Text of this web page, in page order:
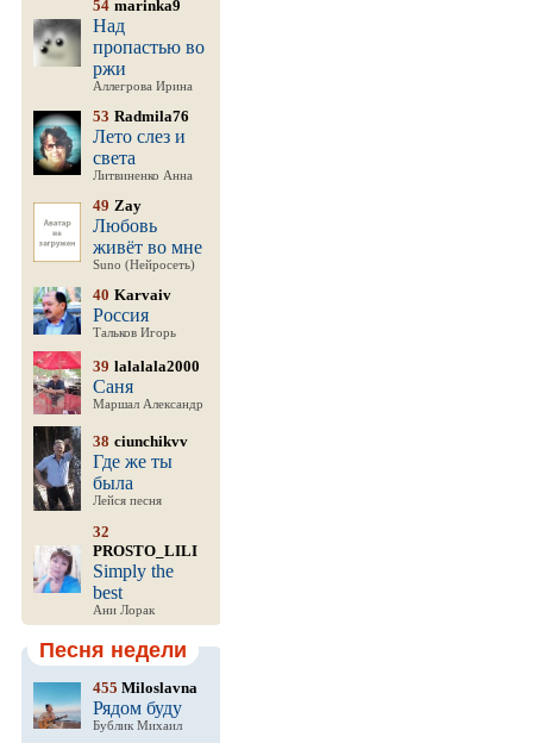
54 marinka9
Над
пропастью во
ржи
Аллегрова Ирина
53 Radmila76
Лето слез и
света
Литвиненко Анна
49 Zay
Любовь
живёт во мне
Suno (Нейросеть)
40 Karvaiv
Россия
Тальков Игорь
39 lalalala2000
Саня
Маршал Александр
38 ciunchikvv
Где же ты
была
Лейся песня
32
PROSTO_LILI
Simply the
best
Ани Лорак
Песня недели
455 Miloslavna
Рядом буду
Бублик Михаил